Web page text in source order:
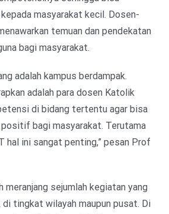
masyarakat kecil. Dosen-
temuan dan pendekatan
bagi masyarakat.
adalah kampus berdampak.
adalah para dosen Katolik
di bidang tertentu agar bisa
bagi masyarakat. Terutama
hal ini sangat penting,” pesan Prof
meranjang sejumlah kegiatan yang
di tingkat wilayah maupun pusat. Di